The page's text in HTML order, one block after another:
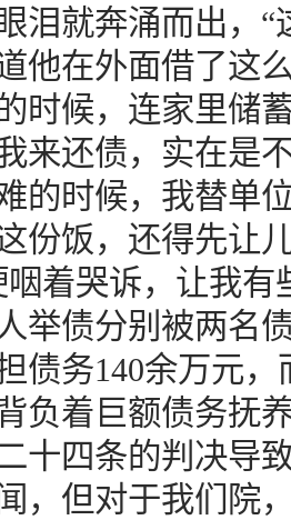
泪就奔涌而出，
他在外面借了这
时候，连家里储
来还债，实在是
的时候，我替单
份饭，还得先让
咽着哭诉，让我
举债分别被两名
债务140余万元
负着巨额债务抚
十四条的判决导
，但对于我们院